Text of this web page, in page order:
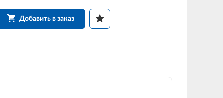
Добавить в заказ